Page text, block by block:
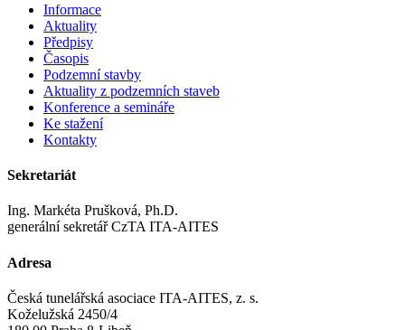
Informace
Aktuality
Předpisy
Časopis
Podzemní stavby
Aktuality z podzemních staveb
Konference a semináře
Ke stažení
Kontakty
Sekretariát
Ing. Markéta Prušková, Ph.D.
generální sekretář CzTA ITA-AITES
Adresa
Česká tunelářská asociace ITA-AITES, z. s.
Koželužská 2450/4